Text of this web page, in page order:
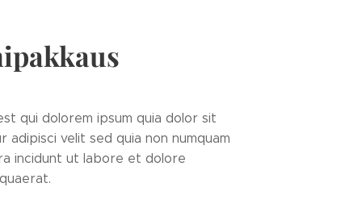
qui dolorem ipsum quia dolor sit
adipisci velit sed quia non numquam
incidunt ut labore et dolore